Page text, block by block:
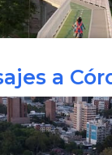
a
COMPRAR